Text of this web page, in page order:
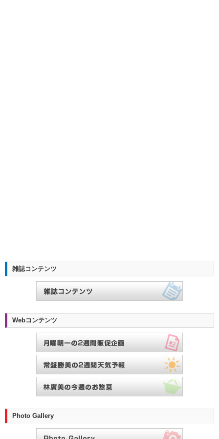
雑誌コンテンツ
Webコンテンツ
Photo Gallery